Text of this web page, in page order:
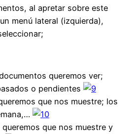
al apretar sobre este
menú lateral (izquierda),
queremos ver;
o pendientes
que nos muestre; los
queremos que nos muestre y